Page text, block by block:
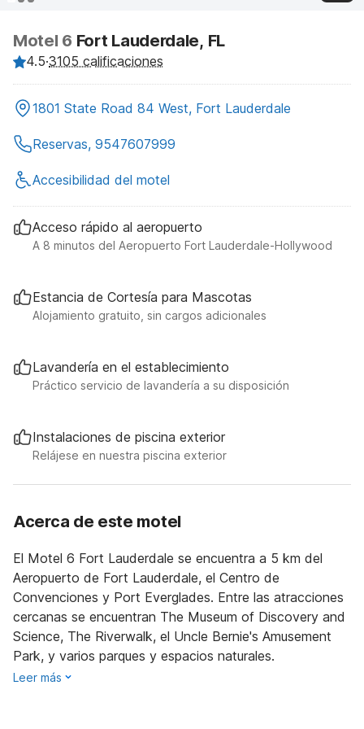
Motel 6 Fort Lauderdale, FL
4.5·3105 calificaciones
1801 State Road 84 West, Fort Lauderdale
Reservas, 9547607999
Accesibilidad del motel
Acceso rápido al aeropuerto
A 8 minutos del Aeropuerto Fort Lauderdale-Hollywood
Estancia de Cortesía para Mascotas
Alojamiento gratuito, sin cargos adicionales
Lavandería en el establecimiento
Práctico servicio de lavandería a su disposición
Instalaciones de piscina exterior
Relájese en nuestra piscina exterior
Acerca de este motel
El Motel 6 Fort Lauderdale se encuentra a 5 km del
Aeropuerto de Fort Lauderdale, el Centro de
Convenciones y Port Everglades. Entre las atracciones
cercanas se encuentran The Museum of Discovery and
Science, The Riverwalk, el Uncle Bernie's Amusement
Park, y varios parques y espacios naturales.
Leer más